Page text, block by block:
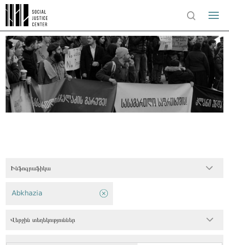
Ինֆոգրաֆիկա
Abkhazia
Վերջին տեղեկություններ